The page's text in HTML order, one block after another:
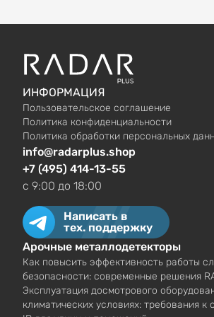
ИНФОРМАЦИЯ
Пользовательское соглашение
Политика конфиденциальности
Политика обработки персональных
info@radarplus.shop
+7 (495) 414-13-55
c 9:00 до 18:00
Написать в
тех. поддержку
Арочные металлодетекторы
Как повысить эффективность работы
безопасности: современные решения
Эксплуатация досмотрового
климатических условиях: требования к